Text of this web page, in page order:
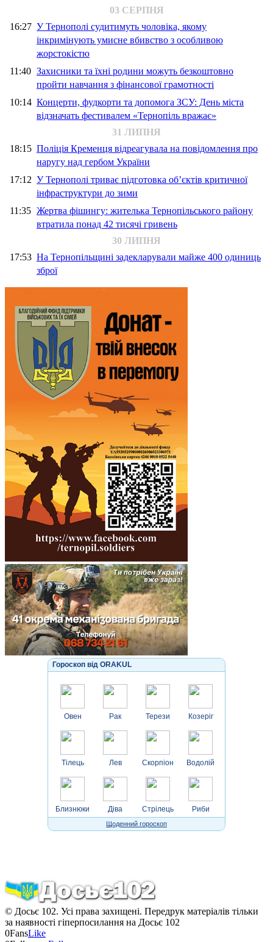
03 СЕРПНЯ
16:27 У Тернополі судитимуть чоловіка, якому
інкримінують умисне вбивство з особливою
жорстокістю
11:40 Захисники та їхні родини можуть безкоштовно
пройти навчання з фінансової грамотності
10:14 Концерти, фудкорти та допомога ЗСУ: День міста
відзначать фестивалем «Тернопіль вражає»
31 ЛИПНЯ
18:15 Поліція Кременця відреагувала на повідомлення про
наругу над гербом України
17:12 У Тернополі триває підготовка об’єктів критичної
інфраструктури до зими
11:35 Жертва фішингу: жителька Тернопільського району
втратила понад 42 тисячі гривень
30 ЛИПНЯ
17:53 На Тернопільщині задекларували майже 400 одиниць
зброї
Гороскоп від ORAKUL
Овен
Тілець
Близнюки
Рак
Лев
Діва
Терези
Скорпіон
Стрілець
Козеріг
Водолій
Риби
Щоденний гороскоп
© Досьє 102. Усі права захищені. Передрук матеріалів тільки
за наявності гіперпосилання на Досьє 102
0FansLike